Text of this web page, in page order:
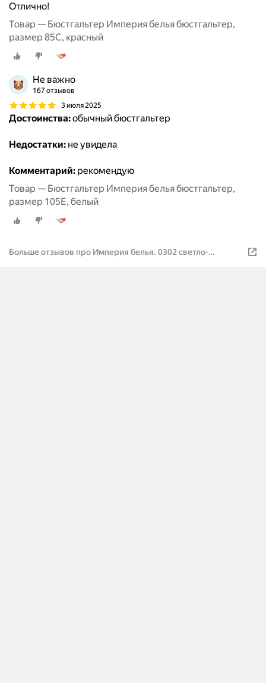
Отлично!
Товар — Бюстгальтер Империя белья бюстгальтер,
размер 85C, красный
Не важно
167 отзывов
3 июля 2025
Достоинства:обычный бюстгальтер
Недостатки: не увидела
Комментарий: рекомендую
Товар — Бюстгальтер Империя белья бюстгальтер,
размер 105E, белый
Больше отзывов про Империя белья. 0302 светло-